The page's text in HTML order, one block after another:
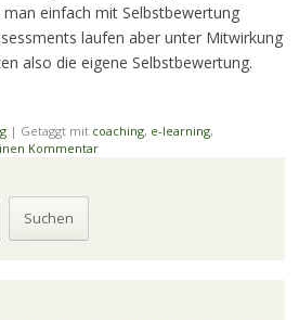
einfach mit Selbstbewertung
laufen aber unter Mitwirkung
also die eigene Selbstbewertung.
| Getaggt mit coaching, e-learning,
Kommentar
Suchen